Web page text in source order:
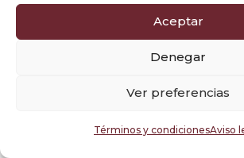
Aceptar
Denegar
Ver preferencias
Términos y condicionesAviso
una Agencia
Web y SEO en